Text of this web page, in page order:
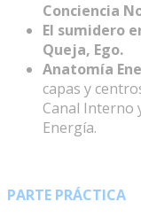
Conciencia
El sumidero
Queja, Ego.
Anatomía
capas y
Canal Interno
Energía.
PARTE PRÁCTICA